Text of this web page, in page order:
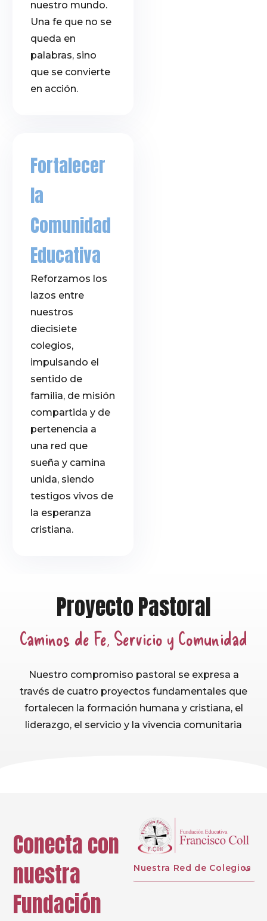
nuestro mundo.
Una fe que no se
queda en
palabras, sino
que se convierte
en acción.
Fortalecer
la
Comunidad
Educativa
Reforzamos los
lazos entre
nuestros
diecisiete
colegios,
impulsando el
sentido de
familia, de misión
compartida y de
pertenencia a
una red que
sueña y camina
unida, siendo
testigos vivos de
la esperanza
cristiana.
Proyecto Pastoral
Caminos de Fe, Servicio y Comunidad
Nuestro compromiso pastoral se expresa a
través de cuatro proyectos fundamentales que
fortalecen la formación humana y cristiana, el
liderazgo, el servicio y la vivencia comunitaria
Conecta con
nuestra
Fundación
Nuestra Red de Colegios